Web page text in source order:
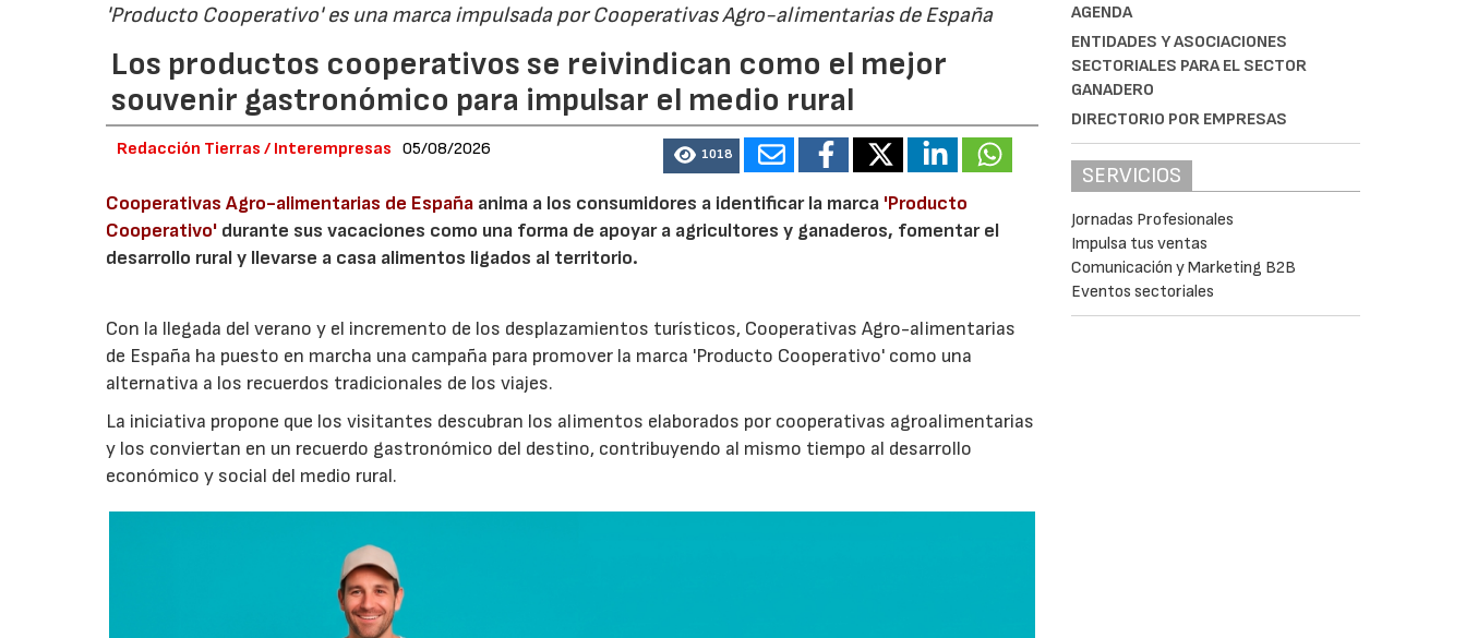
'Producto Cooperativo' es una marca impulsada por Cooperativas Agro-alimentarias de España
Los productos cooperativos se reivindican como el mejor
souvenir gastronómico para impulsar el medio rural
Redacción Tierras / Interempresas 05/08/2026 1018
Cooperativas Agro-alimentarias de España anima a los consumidores a identificar la marca 'Producto
Cooperativo' durante sus vacaciones como una forma de apoyar a agricultores y ganaderos, fomentar el
desarrollo rural y llevarse a casa alimentos ligados al territorio.
Con la llegada del verano y el incremento de los desplazamientos turísticos, Cooperativas Agro-alimentarias
de España ha puesto en marcha una campaña para promover la marca 'Producto Cooperativo' como una
alternativa a los recuerdos tradicionales de los viajes.
La iniciativa propone que los visitantes descubran los alimentos elaborados por cooperativas agroalimentarias
y los conviertan en un recuerdo gastronómico del destino, contribuyendo al mismo tiempo al desarrollo
económico y social del medio rural.
AGENDA
ENTIDADES Y ASOCIACIONES
SECTORIALES PARA EL SECTOR
GANADERO
DIRECTORIO POR EMPRESAS
SERVICIOS
Jornadas Profesionales
Impulsa tus ventas
Comunicación y Marketing B2B
Eventos sectoriales